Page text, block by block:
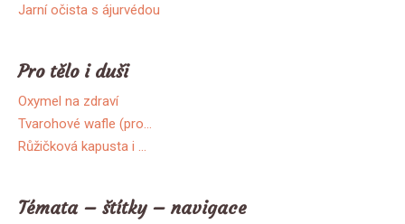
Jarní očista s ájurvédou
Pro tělo i duši
Oxymel na zdraví
Tvarohové wafle (pro…
Růžičková kapusta i …
Témata – štítky – navigace